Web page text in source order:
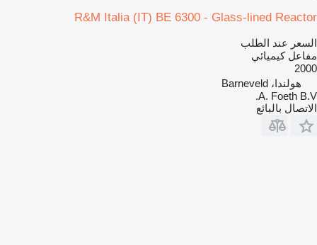
R&M Italia (IT) BE 6300 - Glass-lined Reactor
السعر عند الطلب
مفاعل كيميائي
2000
هولندا، Barneveld
A. Foeth B.V.
الاتصال بالبائع